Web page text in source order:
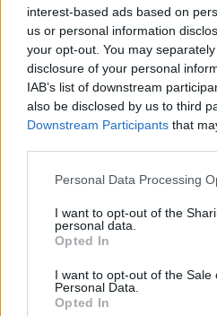
interest-based ads based on
us or personal information
your opt-out. You may
disclosure of your personal
IAB’s list of downstream
also be disclosed by us to third
Downstream Participants that
Please note that this website/
not limited to your visit or usage
grant or deny consent to Google
use your data for below
consent section.
Personal Data Processing
I want to opt-out of the
personal data.
Opted In
I want to opt-out of the Sale
Personal Data.
Opted In
amihez a legjobban ért: a
mondani, annak
nemzetközi szervezetek és
megnyugodva fogadták a
voltak idegesek?
Simon János házi
Dealtalkotott, ami
szakítani, mert az alany
Az első ijedtség elmúltával
sajtómunkások önbizalma
szerkesztősége a múlt
látta a pánik mögött (milyen
szerinta Bloomberg